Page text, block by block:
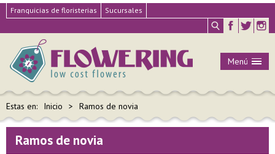
Franquicias de floristerias Sucursales
Menú
Estas en: Inicio Ramos de novia
Ramos de novia